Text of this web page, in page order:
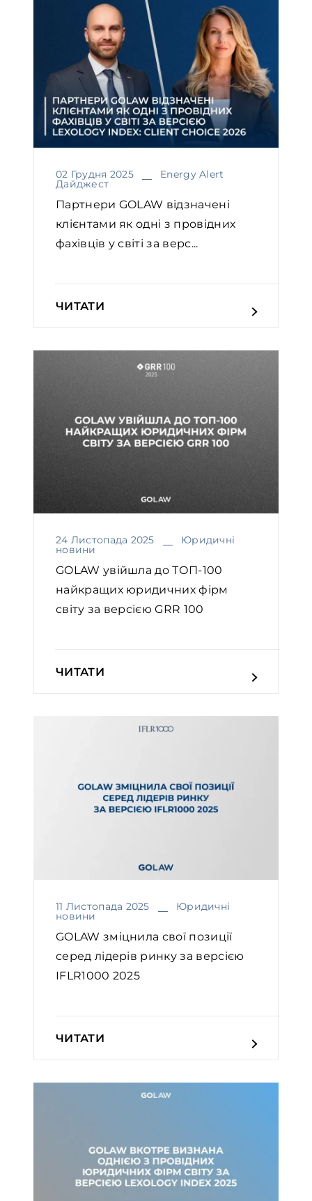
02 Грудня 2025 Energy Alert
Дайджест
Партнери GOLAW відзначені
клієнтами як одні з провідних
фахівців у світі за верс...
ЧИТАТИ
24 Листопада 2025 Юридичні
новини
GOLAW увійшла до ТОП-100
найкращих юридичних фірм
світу за версією GRR 100
ЧИТАТИ
11 Листопада 2025 Юридичні
новини
GOLAW зміцнила свої позиції
серед лідерів ринку за версією
IFLR1000 2025
ЧИТАТИ